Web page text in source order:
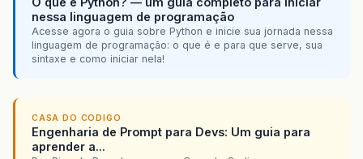
nessa linguagem de programação
Acesse agora o guia sobre Python e inicie sua jornada nessa
linguagem de programação: o que é e para que serve, sua
sintaxe e como iniciar nela!
CASA DO CODIGO
Engenharia de Prompt para Devs: Um guia para
aprender a...